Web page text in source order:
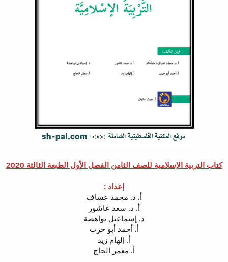
كتاب التربية الإسلامية للصف الثامن الفصل الأول الطبعة الثالثة 2020
إعداد :
أ. د. محمد عساف
أ. د. سعد عاشور
د. إسماعيل نواهضة
أ. أحمد أبو حرب
أ. إلهام زيد
أ. معمر الحاج